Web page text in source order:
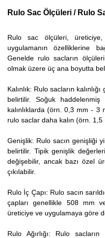
Rulo Sac Ölçüleri / Rulo
Rulo sac ölçüleri,
uygulamanın özelliklerine
Genelde rulo sacların
olmak üzere üç ana boyutta
Kalınlık: Rulo sacların
belirtilir. Soğuk
kalınlıklarda (örn. 0,3 mm - 3
rulo saclar daha kalın (örn.
Genişlik: Rulo sacın genişliği
belirtilir. Tipik genişlik
değişebilir, ancak bazı özel
çıkılabilir.
Rulo İç Çapı: Rulo sacın
çapları genellikle 508 mm
üreticiye ve uygulamaya göre
Rulo Ağırlığı: Rulo